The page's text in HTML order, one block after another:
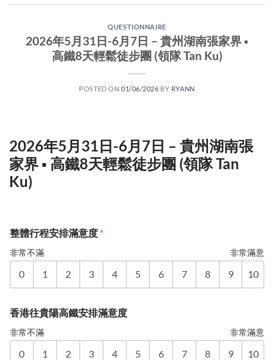
QUESTIONNAIRE
2026年5月31日-6月7日 – 貴州湖南張家界 ▪
高鐵8天輕鬆徒步團 (領隊 Tan Ku)
POSTED ON 01/06/2026 BY RYANN
2026年5月31日-6月7日 – 貴州湖南張
家界 ▪ 高鐵8天輕鬆徒步團 (領隊 Tan
Ku)
整體行程安排滿意度 *
非常不滿 非常滿意
0 1 2 3 4 5 6 7 8 9 10
香港往貴陽高鐵安排滿意度
非常不滿 非常滿意
0 1 2 3 4 5 6 7 8 9 10